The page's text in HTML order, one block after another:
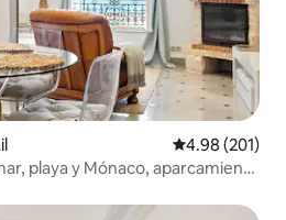
Calificación
4.98 (201)
playa y Mónaco, aparcamiento